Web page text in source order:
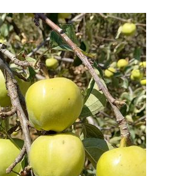
погоды
2026 19:39
ночной забег
как в Ростове
День физкультурника
2026 19:19
из-за аварии
свет на четырех